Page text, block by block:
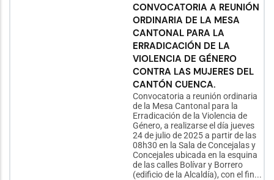
CONVOCATORIA A REUNIÓN
ORDINARIA DE LA MESA
CANTONAL PARA LA
ERRADICACIÓN DE LA
VIOLENCIA DE GÉNERO
CONTRA LAS MUJERES DEL
CANTÓN CUENCA.
Convocatoria a reunión ordinaria
de la Mesa Cantonal para la
Erradicación de la Violencia de
Género, a realizarse el día jueves
24 de julio de 2025 a partir de las
08h30 en la Sala de Concejalas y
Concejales ubicada en la esquina
de las calles Bolívar y Borrero
(edificio de la Alcaldía), con el fin...